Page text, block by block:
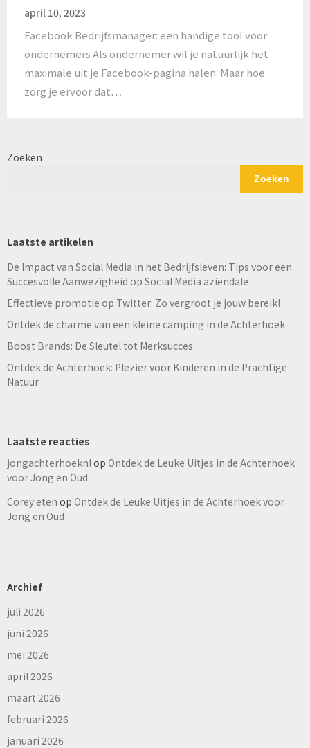
april 10, 2023
Facebook Bedrijfsmanager: een handige tool voor
ondernemers Als ondernemer wil je natuurlijk het
maximale uit je Facebook-pagina halen. Maar hoe
zorg je ervoor dat…
Zoeken
Zoeken
Laatste artikelen
De Impact van Social Media in het Bedrijfsleven: Tips voor een
Succesvolle Aanwezigheid op Social Media aziendale
Effectieve promotie op Twitter: Zo vergroot je jouw bereik!
Ontdek de charme van een kleine camping in de Achterhoek
Boost Brands: De Sleutel tot Merksucces
Ontdek de Achterhoek: Plezier voor Kinderen in de Prachtige
Natuur
Laatste reacties
jongachterhoeknl op Ontdek de Leuke Uitjes in de Achterhoek
voor Jong en Oud
Corey eten op Ontdek de Leuke Uitjes in de Achterhoek voor
Jong en Oud
Archief
juli 2026
juni 2026
mei 2026
april 2026
maart 2026
februari 2026
januari 2026